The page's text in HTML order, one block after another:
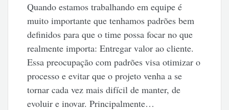
Quando estamos trabalhando em equipe é
muito importante que tenhamos padrões bem
definidos para que o time possa focar no que
realmente importa: Entregar valor ao cliente.
Essa preocupação com padrões visa otimizar o
processo e evitar que o projeto venha a se
tornar cada vez mais difícil de manter, de
evoluir e inovar. Principalmente…